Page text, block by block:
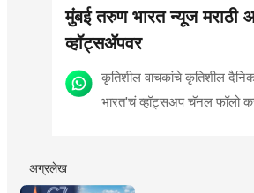
मुंबई तरुण भारत न्यूज मराठी
व्हॉट्सॲपवर
कृतिशील वाचकांचे कृतिशील
भारत'चं व्हॉट्सअप चॅनल फॉलो
अग्रलेख